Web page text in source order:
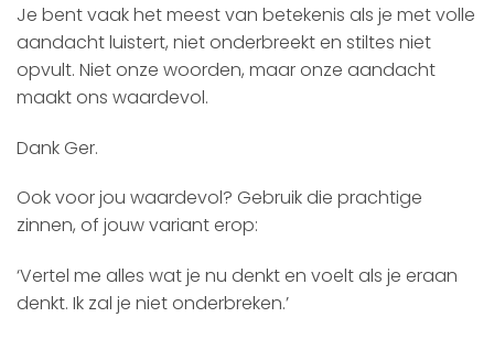
Je bent vaak het meest van betekenis als je met volle
aandacht luistert, niet onderbreekt en stiltes niet
opvult. Niet onze woorden, maar onze aandacht
maakt ons waardevol.
Dank Ger.
Ook voor jou waardevol? Gebruik die prachtige
zinnen, of jouw variant erop:
‘Vertel me alles wat je nu denkt en voelt als je eraan
denkt. Ik zal je niet onderbreken.’